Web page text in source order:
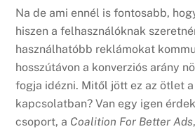
Na de ami ennél is fontosabb,
hiszen a felhasználóknak
használhatóbb reklámokat
hosszútávon a konverziós arány
fogja idézni. Mitől jött ez az ötlet
kapcsolatban? Van egy igen
csoport, a Coalition For Better Ads